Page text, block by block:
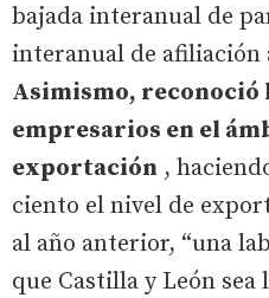
bajada interanual de
interanual de afiliación
Asimismo, reconoció
empresarios en el
exportación ,
ciento el nivel de
al año anterior, “una
que Castilla y León